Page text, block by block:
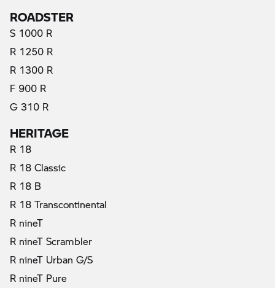
ROADSTER
S 1000 R
R 1250 R
R 1300 R
F 900 R
G 310 R
HERITAGE
R 18
R 18 Classic
R 18 B
R 18 Transcontinental
R nineT
R nineT Scrambler
R nineT Urban G/S
R nineT Pure